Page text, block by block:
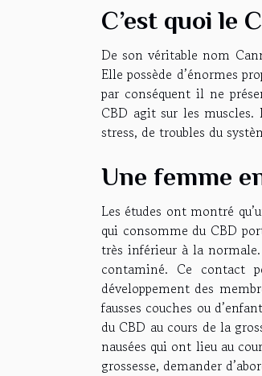
C’est quoi le
De son véritable nom
Elle possède d’énormes
par conséquent il ne
CBD agit sur les
stress, de troubles du
Une femme
Les études ont montré
qui consomme du CBD
très inférieur à la
contaminé. Ce contact
développement des
fausses couches ou
du CBD au cours de la
nausées qui ont lieu au
grossesse, demander